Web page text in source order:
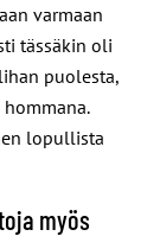
varmaan
tässäkin oli
puolesta,
lopullista
myös